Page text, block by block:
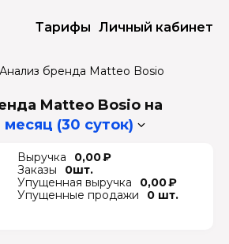
Тарифы Личный кабинет
Анализ бренда Matteo Bosio
Matteo Bosio на
месяц (30 суток)
Выручка
0,00 ₽
Заказы
0шт.
Упущенная выручка
0,00 ₽
Упущенные продажи
0 шт.